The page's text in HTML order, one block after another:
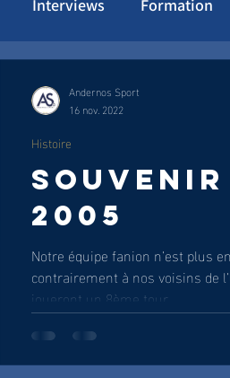
Interviews Formation
2005
Notre équipe fanion n’est plus
contrairement à nos voisins de
joueront un 8ème tour...
Histoire
Andernos Sport
16 nov. 2022